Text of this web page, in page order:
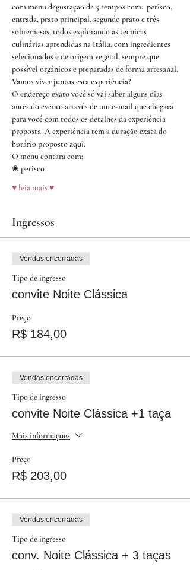
com menu degustação de 5 tempos com:  petisco,
entrada, prato principal, segundo prato e três
sobremesas, todos explorando as técnicas
culinárias aprendidas na Itália, com ingredientes
selecionados e de origem vegetal, sempre que
possível orgânicos e preparadas de forma artesanal.
Vamos viver juntos esta experiência?
O endereço exato você só vai saber alguns dias
antes do evento através de um e-mail que chegará
para você com todos os detalhes da experiência
proposta. A experiência tem a duração exata do
horário proposto aqui.
O menu contará com:
❀ petisco
♥ leia mais ♥
Ingressos
Vendas encerradas
Tipo de ingresso
convite Noite Clássica
Preço
R$ 184,00
Vendas encerradas
Tipo de ingresso
convite Noite Clássica +1 taça
Mais informações
Preço
R$ 203,00
Vendas encerradas
Tipo de ingresso
conv. Noite Clássica + 3 taças